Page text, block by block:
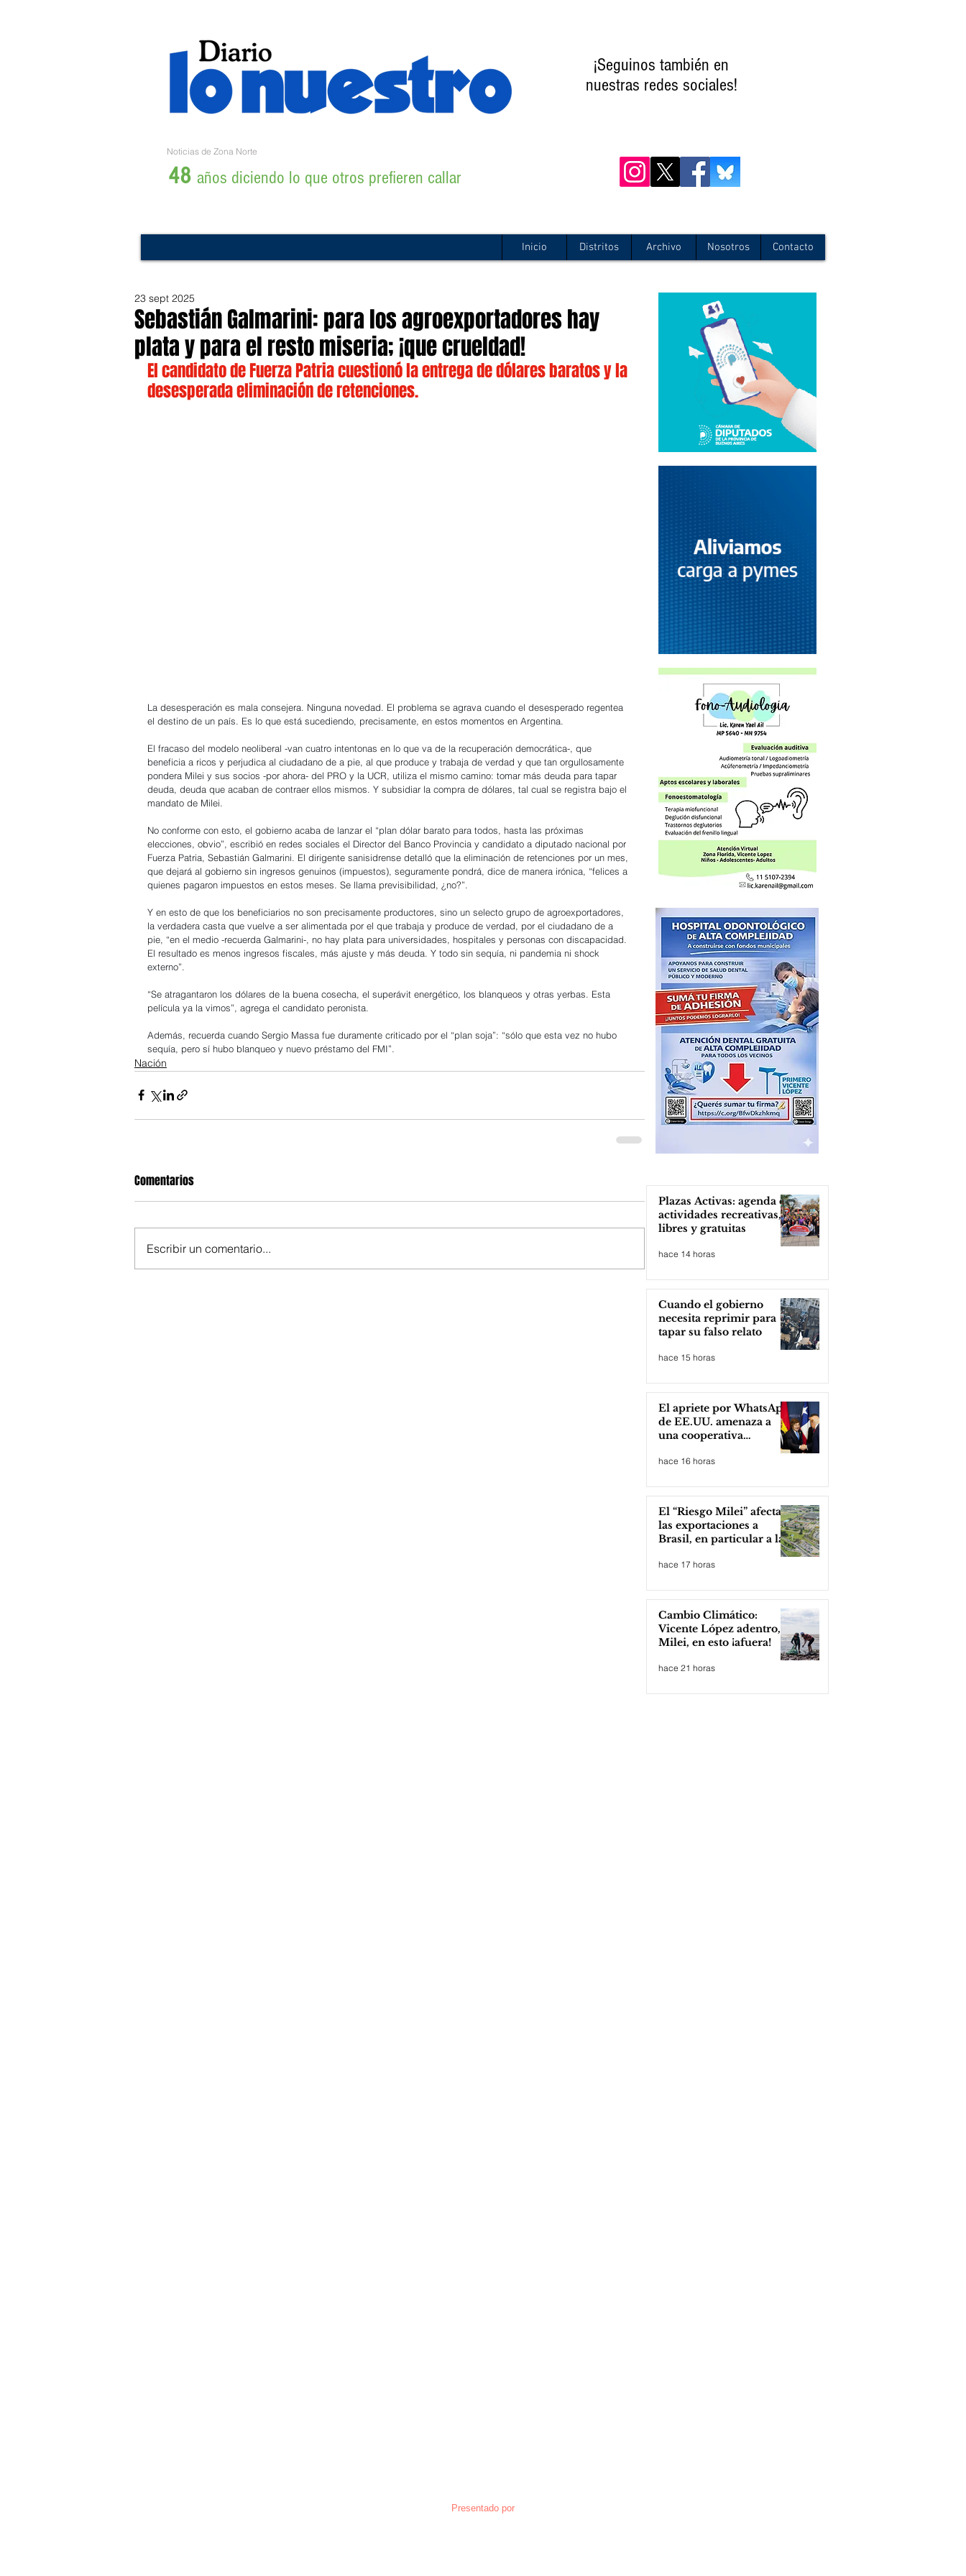
¡Seguinos también en
nuestras redes sociales!
Noticias de Zona Norte
48 años diciendo lo que otros prefieren callar
Inicio Distritos Archivo Nosotros Contacto
Sebastián Galmarini: para los agroexportadores hay
plata y para el resto miseria; ¡que crueldad!
23 sept 2025
El candidato de Fuerza Patria cuestionó la entrega de dólares baratos y la
desesperada eliminación de retenciones.
La desesperación es mala consejera. Ninguna novedad. El problema se agrava cuando el desesperado regentea
el destino de un país. Es lo que está sucediendo, precisamente, en estos momentos en Argentina.
El fracaso del modelo neoliberal -van cuatro intentonas en lo que va de la recuperación democrática-, que
beneficia a ricos y perjudica al ciudadano de a pie, al que produce y trabaja de verdad y que tan orgullosamente
pondera Milei y sus socios -por ahora- del PRO y la UCR, utiliza el mismo camino: tomar más deuda para tapar
deuda, deuda que acaban de contraer ellos mismos. Y subsidiar la compra de dólares, tal cual se registra bajo el
mandato de Milei.
No conforme con esto, el gobierno acaba de lanzar el “plan dólar barato para todos, hasta las próximas
elecciones, obvio”, escribió en redes sociales el Director del Banco Provincia y candidato a diputado nacional por
Fuerza Patria, Sebastián Galmarini. El dirigente sanisidrense detalló que la eliminación de retenciones por un mes,
que dejará al gobierno sin ingresos genuinos (impuestos), seguramente pondrá, dice de manera irónica, “felices a
quienes pagaron impuestos en estos meses. Se llama previsibilidad, ¿no?”.
Y en esto de que los beneficiarios no son precisamente productores, sino un selecto grupo de agroexportadores,
la verdadera casta que vuelve a ser alimentada por el que trabaja y produce de verdad, por el ciudadano de a
pie, “en el medio -recuerda Galmarini-, no hay plata para universidades, hospitales y personas con discapacidad.
El resultado es menos ingresos fiscales, más ajuste y más deuda. Y todo sin sequía, ni pandemia ni shock
externo”.
“Se atragantaron los dólares de la buena cosecha, el superávit energético, los blanqueos y otras yerbas. Esta
película ya la vimos”, agrega el candidato peronista.
Además, recuerda cuando Sergio Massa fue duramente criticado por el “plan soja”: “sólo que esta vez no hubo
sequía, pero sí hubo blanqueo y nuevo préstamo del FMI”.
Nación
Comentarios
Escribir un comentario...
Plazas Activas: agenda de
actividades recreativas,
libres y gratuitas
hace 14 horas
Cuando el gobierno
necesita reprimir para
tapar su falso relato
hace 15 horas
El apriete por WhatsApp
de EE.UU. amenaza a
una cooperativa
argentina para boicotear
a Huawei
hace 16 horas
El “Riesgo Milei” afecta
las exportaciones a
Brasil, en particular a la
industria automotriz de
la provincia
hace 17 horas
Cambio Climático:
Vicente López adentro,
Milei, en esto ¡afuera!
hace 21 horas
Presentado por